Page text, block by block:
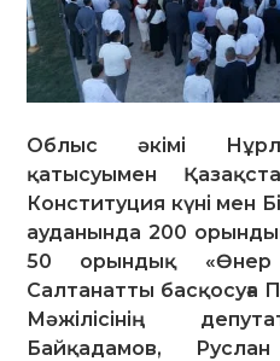
Облыс әкімі
қатысуымен
Конституция күні мен
ауданында 200
50 орындық «Өнер
Салтанатты басқосуға
Мәжілісінің
Байқадамов,